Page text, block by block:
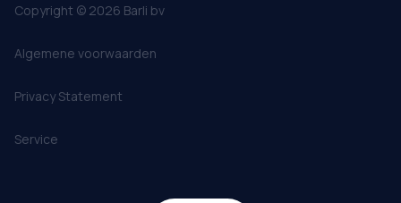
Copyright © 2026 Barli bv
Algemene voorwaarden
Privacy Statement
Service